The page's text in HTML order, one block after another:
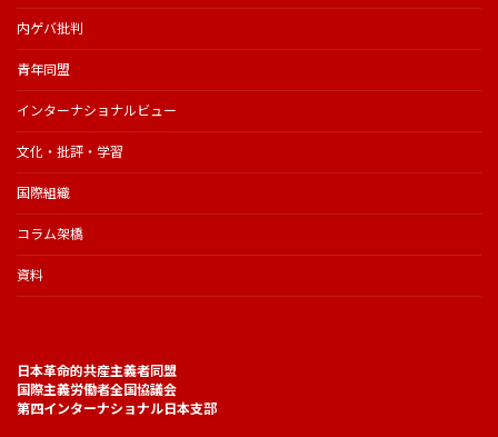
内ゲバ批判
青年同盟
インターナショナルビュー
文化・批評・学習
国際組織
コラム架橋
資料
日本革命的共産主義者同盟
国際主義労働者全国協議会
第四インターナショナル日本支部